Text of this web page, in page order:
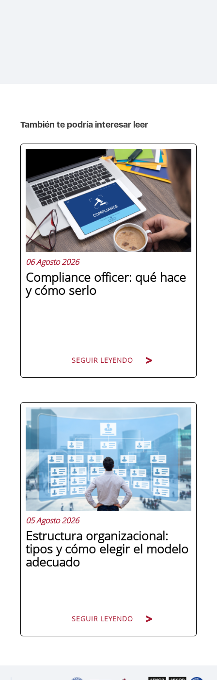
También te podría interesar leer
06 Agosto 2026
Compliance officer: qué hace
y cómo serlo
SEGUIR LEYENDO
Pocas figuras han ganado tanto peso
en la estructura corporativa española
en la última década como el
compliance officer. Desde que la
reforma del Código Penal extendió la
responsabilidad penal a las personas
jurídicas, las empresas de cualquier...
05 Agosto 2026
Estructura organizacional:
tipos y cómo elegir el modelo
adecuado
SEGUIR LEYENDO